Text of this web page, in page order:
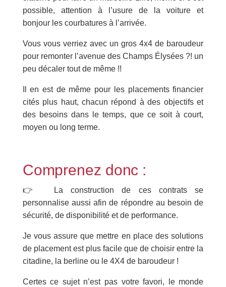
possible, attention à l’usure de la voiture et
bonjour les courbatures à l’arrivée.
Vous vous verriez avec un gros 4x4 de baroudeur
pour remonter l’avenue des Champs Élysées ?! un
peu décaler tout de même !!
Il en est de même pour les placements financier
cités plus haut, chacun répond à des objectifs et
des besoins dans le temps, que ce soit à court,
moyen ou long terme.
Comprenez donc :
👉 La construction de ces contrats se
personnalise aussi afin de répondre au besoin de
sécurité, de disponibilité et de performance.
Je vous assure que mettre en place des solutions
de placement est plus facile que de choisir entre la
citadine, la berline ou le 4X4 de baroudeur !
Certes ce sujet n’est pas votre favori, le monde